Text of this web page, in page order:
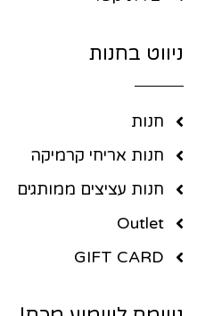
ניווט בחנות
חנות
חנות אריחי קרמיקה
חנות עציצים ממותגים
Outlet
GIFT CARD